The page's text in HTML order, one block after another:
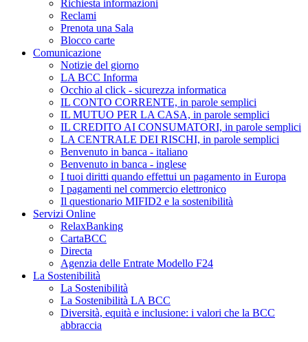
Richiesta informazioni
Reclami
Prenota una Sala
Blocco carte
Comunicazione
Notizie del giorno
LA BCC Informa
Occhio al click - sicurezza informatica
IL CONTO CORRENTE, in parole semplici
IL MUTUO PER LA CASA, in parole semplici
IL CREDITO AI CONSUMATORI, in parole semplici
LA CENTRALE DEI RISCHI, in parole semplici
Benvenuto in banca - italiano
Benvenuto in banca - inglese
I tuoi diritti quando effettui un pagamento in Europa
I pagamenti nel commercio elettronico
Il questionario MIFID2 e la sostenibilità
Servizi Online
RelaxBanking
CartaBCC
Directa
Agenzia delle Entrate Modello F24
La Sostenibilità
La Sostenibilità
La Sostenibilità LA BCC
Diversità, equità e inclusione: i valori che la BCC
abbraccia